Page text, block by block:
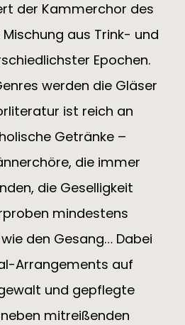
der Kammerchor des
Mischung aus Trink- und
Epochen.
werden die Gläser
ist reich an
Getränke –
die immer
die Geselligkeit
mindestens
den Gesang… Dabei
Arrangements auf
und gepflegte
mitreißenden